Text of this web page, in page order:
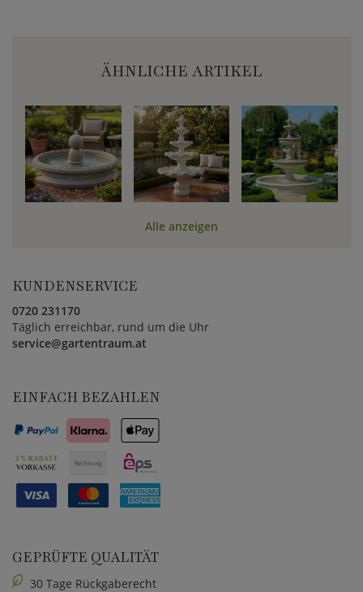
ÄHNLICHE ARTIKEL
Alle anzeigen
KUNDENSERVICE
0720 231170
Täglich erreichbar, rund um die Uhr
service@gartentraum.at
EINFACH BEZAHLEN
GEPRÜFTE QUALITÄT
30 Tage Rückgaberecht